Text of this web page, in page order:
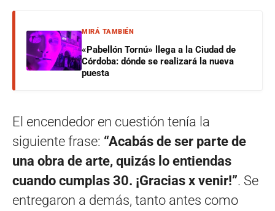
MIRÁ TAMBIÉN
«Pabellón Tornú» llega a la Ciudad de
Córdoba: dónde se realizará la nueva
puesta
El encendedor en cuestión tenía la
siguiente frase: “Acabás de ser parte de
una obra de arte, quizás lo entiendas
cuando cumplas 30. ¡Gracias x venir!”. Se
entregaron a demás, tanto antes como